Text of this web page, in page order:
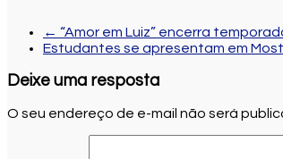
← “Amor em Luiz” encerra
Estudantes se apresentam em
Deixe uma resposta
O seu endereço de e-mail não será